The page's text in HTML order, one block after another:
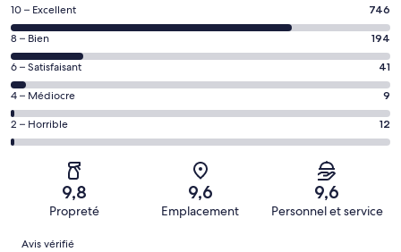
Note
des
voyageurs
de 10
(Excellent),
d’après 746 avis
sur 1002.
10 – Excellent 746
Note
des
voyageurs
de 8
(Bien),
d’après 194 avis
8 – Bien 194
Note
des
voyageurs
de 6
(Satisfaisant),
d’après 41 avis
sur 1002.
6 – Satisfaisant 41
Note
des
voyageurs
(Médiocre),
d’après 9 avis
sur 1002.
4 – Médiocre 9
Note
des
voyageurs
(Horrible),
d’après 12 avis
sur 1002.
2 – Horrible 12
9,8
Propreté
9,6
Emplacement
9,6
Personnel et service
Avis
Avis vérifié